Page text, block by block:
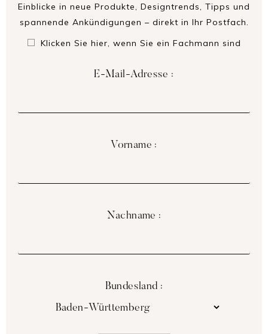
Einblicke in neue Produkte, Designtrends, Tipps und
spannende Ankündigungen – direkt in Ihr Postfach.
Klicken Sie hier, wenn Sie ein Fachmann sind
E-Mail-Adresse :
Vorname :
Nachname :
Bundesland :